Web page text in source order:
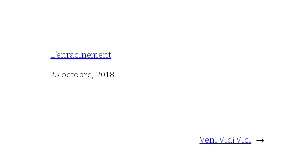
L’enracinement
Date
25 octobre, 2018
Veni Vidi Vici →